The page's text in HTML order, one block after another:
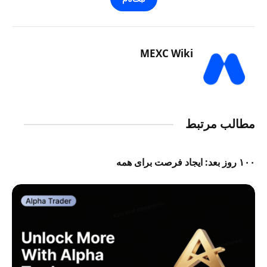
MEXC Wiki
مطالب مرتبط
۱۰۰ روز بعد: ایجاد فرصت برای همه